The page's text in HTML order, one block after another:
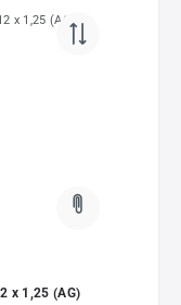
x 1,25 (AG)